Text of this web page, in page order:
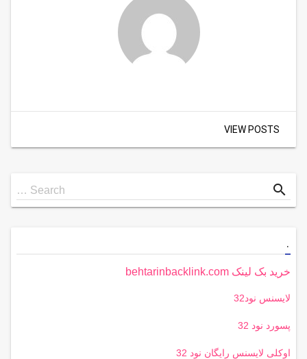
VIEW POSTS
Search
for
Search … search
.
خرید بک لینک behtarinbacklink.com
لایسنس نود32
پسورد نود 32
اوکلی لایسنس رایگان نود 32